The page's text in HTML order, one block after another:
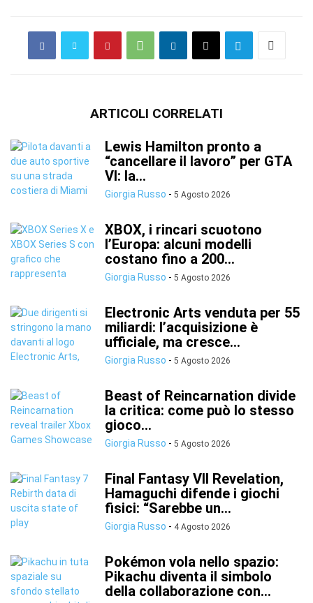
ARTICOLI CORRELATI
Lewis Hamilton pronto a
“cancellare il lavoro” per GTA
VI: la...
Giorgia Russo - 5 Agosto 2026
XBOX, i rincari scuotono
l’Europa: alcuni modelli
costano fino a 200...
Giorgia Russo - 5 Agosto 2026
Electronic Arts venduta per 55
miliardi: l’acquisizione è
ufficiale, ma cresce...
Giorgia Russo - 5 Agosto 2026
Beast of Reincarnation divide
la critica: come può lo stesso
gioco...
Giorgia Russo - 5 Agosto 2026
Final Fantasy VII Revelation,
Hamaguchi difende i giochi
fisici: “Sarebbe un...
Giorgia Russo - 4 Agosto 2026
Pokémon vola nello spazio:
Pikachu diventa il simbolo
della collaborazione con...